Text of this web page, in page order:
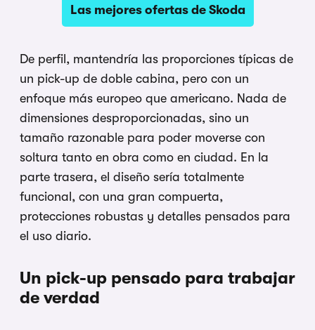
Las mejores ofertas de Skoda
De perfil, mantendría las proporciones típicas de
un pick-up de doble cabina, pero con un
enfoque más europeo que americano. Nada de
dimensiones desproporcionadas, sino un
tamaño razonable para poder moverse con
soltura tanto en obra como en ciudad. En la
parte trasera, el diseño sería totalmente
funcional, con una gran compuerta,
protecciones robustas y detalles pensados para
el uso diario.
Un pick-up pensado para trabajar
de verdad